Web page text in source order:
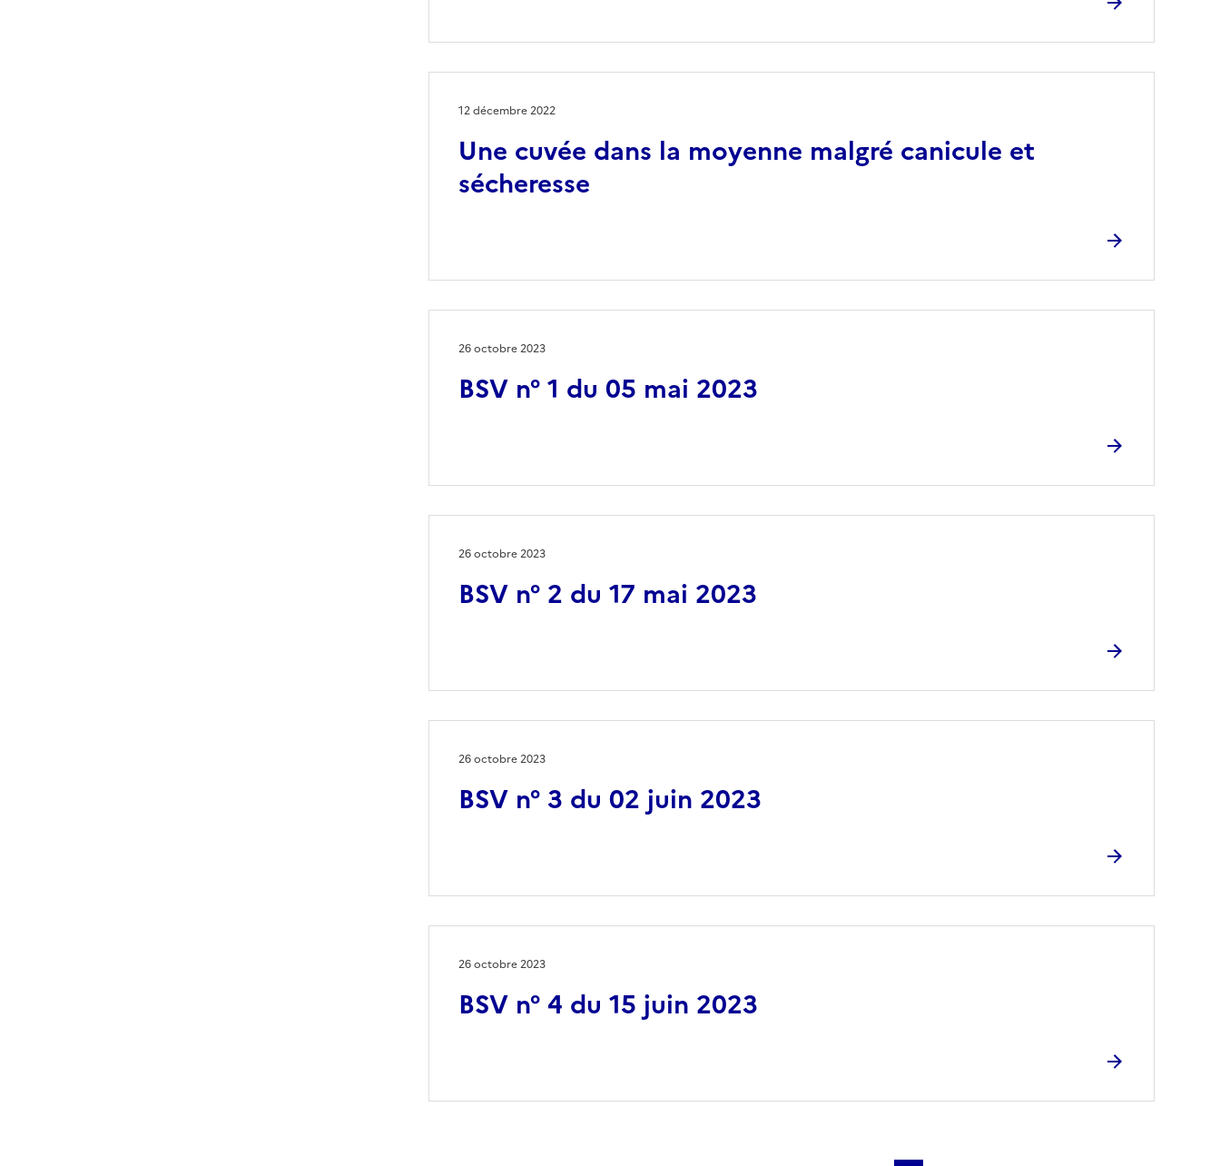
Une cuvée dans la moyenne malgré canicule et
sécheresse
12 décembre 2022
BSV n° 1 du 05 mai 2023
26 octobre 2023
BSV n° 2 du 17 mai 2023
26 octobre 2023
BSV n° 3 du 02 juin 2023
26 octobre 2023
BSV n° 4 du 15 juin 2023
26 octobre 2023